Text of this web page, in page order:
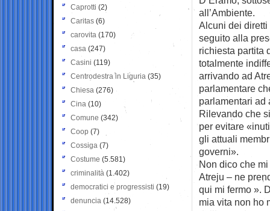
all’Ambiente.
Alcuni dei diretti
seguito alla
richiesta partita
totalmente
arrivando ad
parlamentare
parlamentari ad
Rilevando che
per evitare
gli attuali
governi».
Non dico che
Atreju – ne
qui mi fermo ».
mia vita non ho
Caprotti (2)
Caritas (6)
carovita (170)
casa (247)
Casini (119)
Centrodestra in Liguria (35)
Chiesa (276)
Cina (10)
Comune (342)
Coop (7)
Cossiga (7)
Costume (5.581)
criminalità (1.402)
democratici e progressisti (19)
denuncia (14.528)